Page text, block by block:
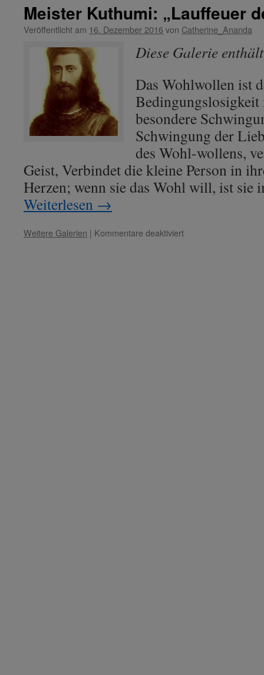
Meister Kuthumi: „Lauffeuer
Veröffentlicht am 16. Dezember 2016 von Catherine_Ananda
Diese Galerie
Das Wohlwollen ist
Bedingungslosigkeit
besondere
Schwingung der
des Wohl-wollens,
Geist, Verbindet die kleine Person in
Herzen; wenn sie das Wohl will, ist sie
Weiterlesen →
Weitere Galerien | Kommentare deaktiviertfür